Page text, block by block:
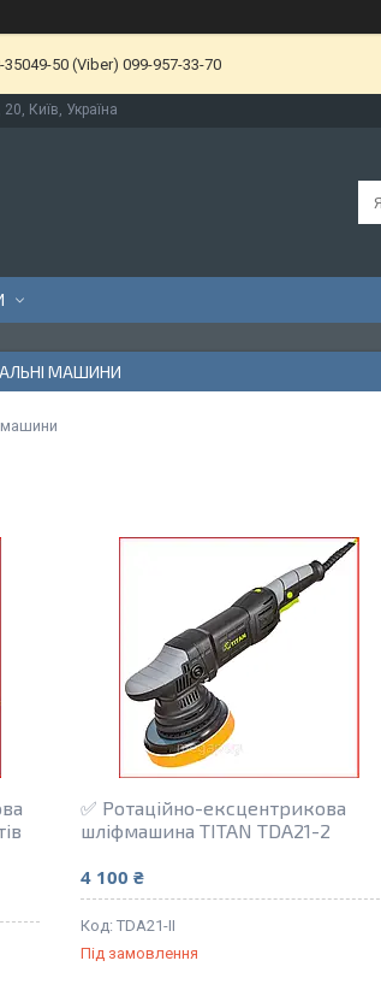
35049-50 (Viber) 099-957-33-70
Київ, Україна
МАШИНИ
машини
✅ Ротаційно-ексцентрикова
шліфмашина TITAN TDA21-2
4 100 ₴
TDA21-II
Під замовлення